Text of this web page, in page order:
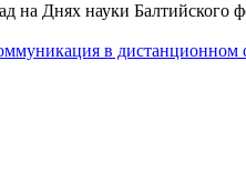
Днях науки Балтийского
в